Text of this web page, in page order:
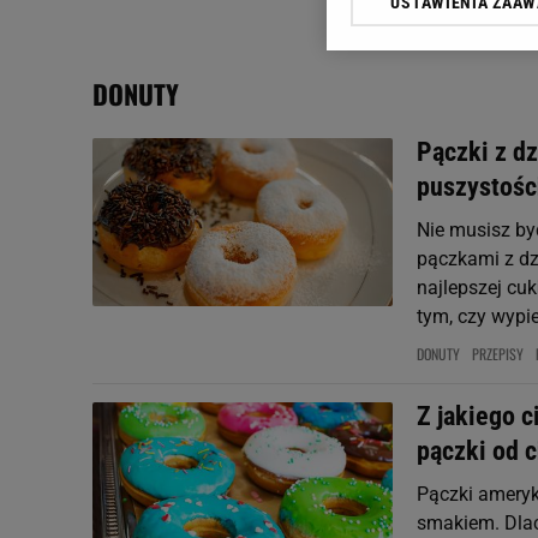
DONUTY
Pączki z
Nie musisz
pączkami z
najlepszej
tym, czy
DONUTY PRZEPISY
Z jakiego
pączki od
Pączki
smakiem.
Klikając „Akceptuję”
dotyczące plików
odnośnik „Ustawienia
My, nasi Zaufani
Użycie dokładnych
Przechowywanie
badnie odbiorców i